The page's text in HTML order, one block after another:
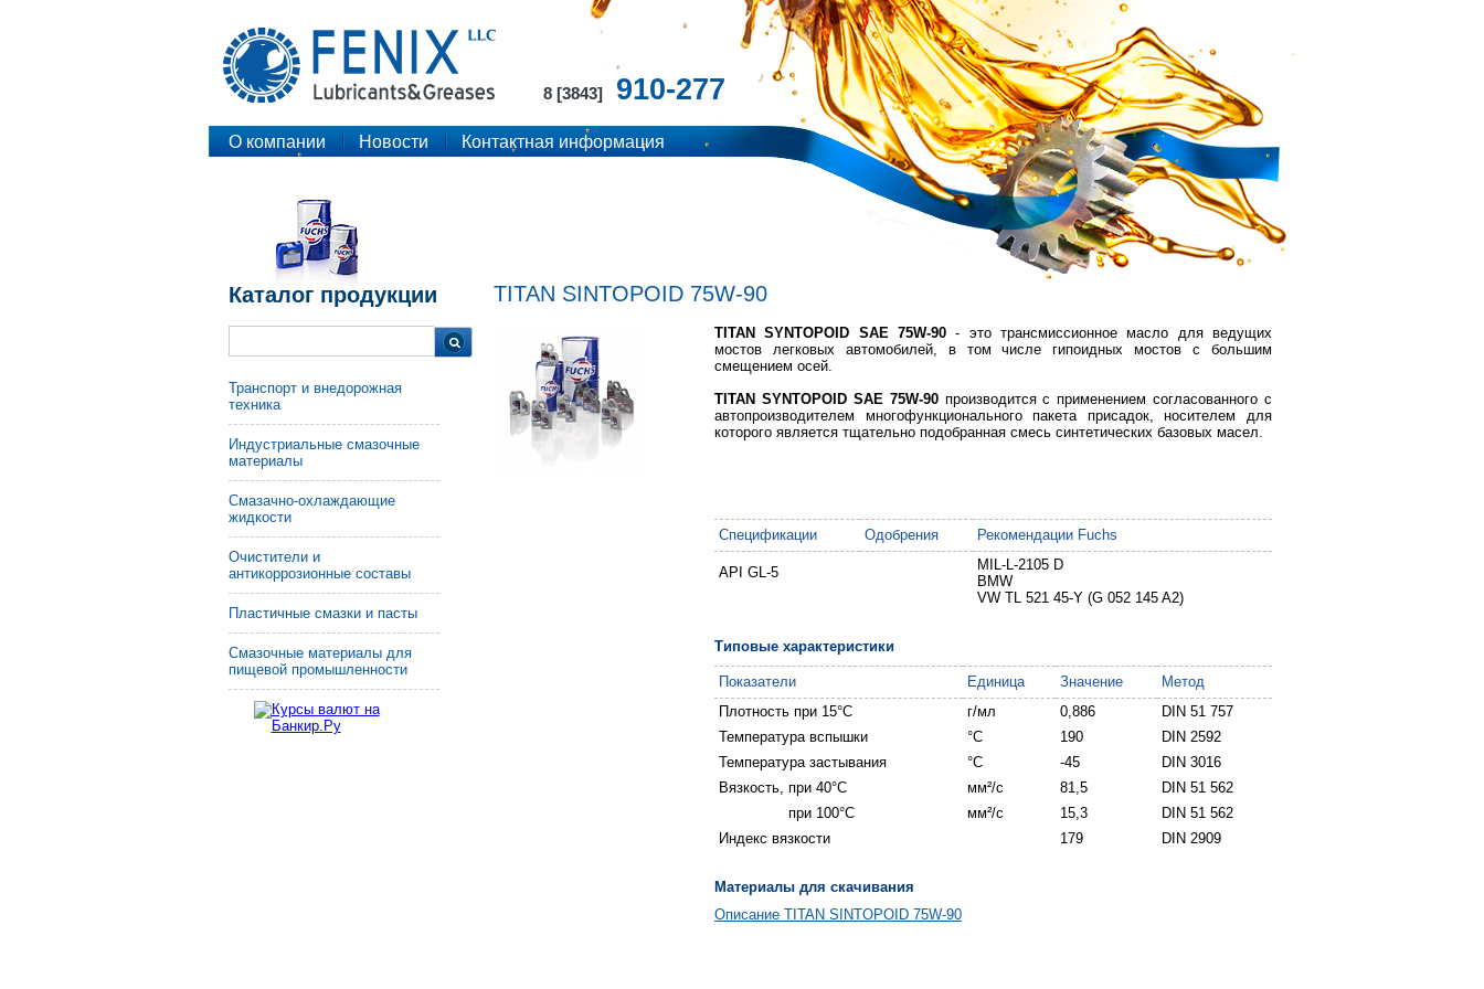
8 [3843] 910-277
О компании Новости Контактная информация
Каталог продукции
Транспорт и внедорожная
техника
Индустриальные смазочные
материалы
Смазачно-охлаждающие
жидкости
Очистители и
антикоррозионные составы
Пластичные смазки и пасты
Смазочные материалы для
пищевой промышленности
TITAN SINTOPOID 75W-90
TITAN SYNTOPOID SAE 75W-90 - это трансмиссионное масло для ведущих
мостов легковых автомобилей, в том числе гипоидных мостов с большим
смещением осей.
TITAN SYNTOPOID SAE 75W-90производится с применением согласованного с
автопроизводителем многофункционального пакета присадок, носителем для
которого является тщательно подобранная смесь синтетических базовых масел.
Спецификации Одобрения Рекомендации Fuchs
API GL-5
MIL-L-2105 D
BMW
VW TL 521 45-Y (G 052 145 A2)
Типовые характеристики
Показатели Единица Значение
Метод
Плотность при 15°С
г/мл 0,886
DIN 51 757
Температура вспышки
°C 190
DIN 2592
Температура застывания
°C -45
DIN 3016
Вязкость, при 40°C
мм²/c 81,5
DIN 51 562
при 100°C мм²/c 15,3
DIN 51 562
Индекс вязкости
179 DIN 2909
Материалы для скачивания
Описание TITAN SINTOPOID 75W-90